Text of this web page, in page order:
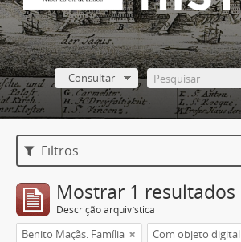
Consultar
Filtros
Mostrar 1 resultados
Descrição arquivística
Benito Maçãs. Família Com objeto digital